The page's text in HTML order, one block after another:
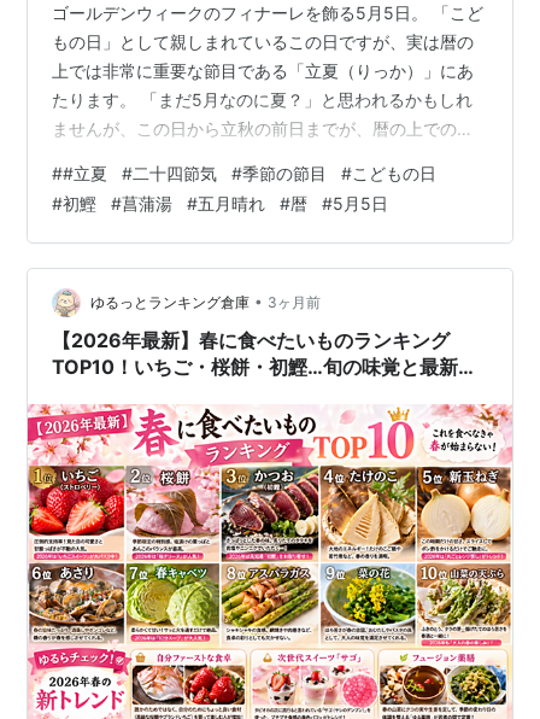
ゴールデンウィークのフィナーレを飾る5月5日。 「こど
もの日」として親しまれているこの日ですが、実は暦の
上では非常に重要な節目である「立夏（りっか）」にあ
たります。 「まだ5月なのに夏？」と思われるかもしれ
ませんが、この日から立秋の前日までが、暦の上での正
期ならではの魅力と、立夏を丁寧に楽しむヒントをお届
けします。 目次 「立夏」は二十四節気の第7番目 5月2日
「八十八夜」から続く物語 立夏に楽しみたい「食」と
「暮らし」 最後に：新しい季節を迎え入れる 1. 「立夏」
は二十四節気の第7番目 「二十四節気」は、1年を24等分
して季節を表したもので…
##立夏 #二十四節気 #季節の節目 #こどもの日
#初鰹 #菖蒲湯 #五月晴れ #暦 #5月5日
ゆるっとランキング倉庫 • 3ヶ月前
【2026年最新】春に食べたいものランキング
TOP10！いちご・桜餅・初鰹…旬の味覚と最新ト